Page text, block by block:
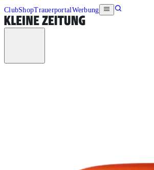
ClubShopTrauerportalWerbung